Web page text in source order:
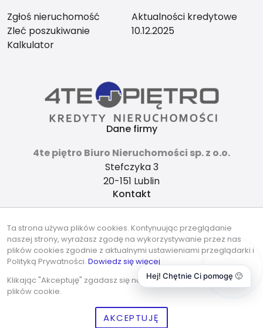
Zgłoś nieruchomość
Zleć poszukiwanie
Kalkulator
Aktualności kredytowe
10.12.2025
Dane firmy
4te piętro Biuro Nieruchomości sp. z o.o.
Stefczyka 3
20-151 Lublin
Kontakt
737-490-490
Znajdziesz nas tu
© 2026 Wszystkie prawa zastrzeżone | Program dla biur
Ta strona używa plików cookies. Kontynuując przeglądanie
naszej strony, wyrażasz zgodę na wykorzystywanie przez nas
plików cookies zgodnie z aktualnymi ustawieniami przeglądarki i
Polityką Prywatności. Dowiedz się więcej
Klikając "Akceptuję" zgadasz się na wykorzystywanie przez nas
plików cookie.
AKCEPTUJĘ
Hej! Chętnie Ci pomogę 🙂